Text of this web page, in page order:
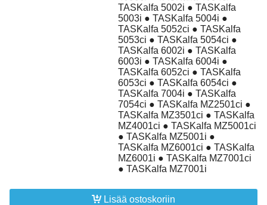
TASKalfa 5002i ● TASKalfa
5003i ● TASKalfa 5004i ●
TASKalfa 5052ci ● TASKalfa
5053ci ● TASKalfa 5054ci ●
TASKalfa 6002i ● TASKalfa
6003i ● TASKalfa 6004i ●
TASKalfa 6052ci ● TASKalfa
6053ci ● TASKalfa 6054ci ●
TASKalfa 7004i ● TASKalfa
7054ci ● TASKalfa MZ2501ci ●
TASKalfa MZ3501ci ● TASKalfa
MZ4001ci ● TASKalfa MZ5001ci
● TASKalfa MZ5001i ●
TASKalfa MZ6001ci ● TASKalfa
MZ6001i ● TASKalfa MZ7001ci
● TASKalfa MZ7001i
Lisää ostoskoriin